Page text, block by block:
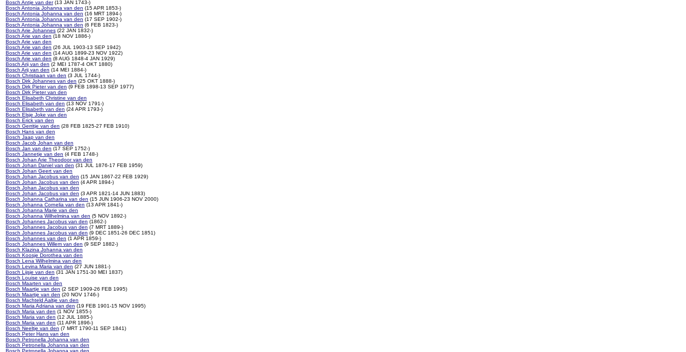
Bosch Antje van der(13 JAN 1743-)
Bosch Antonia Johanna van den (15 APR 1853-)
Bosch Antonia Johanna van den (16 MRT 1894-)
Bosch Antonia Johanna van den (17 SEP 1902-)
Bosch Antonia Johanna van den (6 FEB 1823-)
Bosch Arie Johannes (22 JAN 1832-)
Bosch Arie van den (18 NOV 1886-)
Bosch Arie van den
Bosch Arie van den (26 JUL 1903-13 SEP 1942)
Bosch Arie van den (14 AUG 1899-23 NOV 1922)
Bosch Arie van den (8 AUG 1848-4 JAN 1929)
Bosch Arij van den (2 MEI 1787-4 OKT 1880)
Bosch Arij van den (14 MEI 1884-)
Bosch Christiaan van den (3 JUL 1744-)
Bosch Dirk Johannes van den (25 OKT 1888-)
Bosch Dirk Pieter van den (9 FEB 1898-13 SEP 1977)
Bosch Dirk Pieter van den
Bosch Elisabeth Christine van den
Bosch Elisabeth van den (13 NOV 1791-)
Bosch Elisabeth van den (24 APR 1793-)
Bosch Elsje Joke van den
Bosch Erick van den
Bosch Gerritje van den (28 FEB 1825-27 FEB 1910)
Bosch Hans van den
Bosch Jaap van den
Bosch Jacob Johan van den
Bosch Jan van den (17 SEP 1752-)
Bosch Jannetje van den (4 FEB 1748-)
Bosch Johan Arie Theodoor van den
Bosch Johan Daniel van den (31 JUL 1876-17 FEB 1959)
Bosch Johan Geert van den
Bosch Johan Jacobus van den (15 JAN 1867-22 FEB 1929)
Bosch Johan Jacobus van den (4 APR 1894-)
Bosch Johan Jacobus van den
Bosch Johan Jacobus van den (3 APR 1821-14 JUN 1883)
Bosch Johanna Catharina van den (15 JUN 1906-23 NOV 2000)
Bosch Johanna Cornelia van den (13 APR 1841-)
Bosch Johanna Marie van den
Bosch Johanna Wilhelmina van den (5 NOV 1892-)
Bosch Johannes Jacobus van den (1862-)
Bosch Johannes Jacobus van den (7 MRT 1889-)
Bosch Johannes Jacobus van den (9 DEC 1851-26 DEC 1851)
Bosch Johannes van den (1 APR 1859-)
Bosch Johannes Willem van den (9 SEP 1882-)
Bosch Klazina Johanna van den
Bosch Koosje Dorothea van den
Bosch Lena Wilhelmina van den
Bosch Levina Maria van den (27 JUN 1881-)
Bosch Lijsje van den (31 JAN 1751-30 MEI 1837)
Bosch Louise van den
Bosch Maarten van den
Bosch Maartje van den (2 SEP 1909-26 FEB 1995)
Bosch Maartje van den (20 NOV 1746-)
Bosch Machteld Aaltje van den
Bosch Maria Adriana van den (19 FEB 1901-15 NOV 1995)
Bosch Maria van den (1 NOV 1855-)
Bosch Maria van den (12 JUL 1885-)
Bosch Maria van den (11 APR 1896-)
Bosch Neeltje van den (7 MRT 1790-11 SEP 1841)
Bosch Peter Hans van den
Bosch Petronella Johanna van den
Bosch Petronella Johanna van den
Bosch Petronella Johanna van den